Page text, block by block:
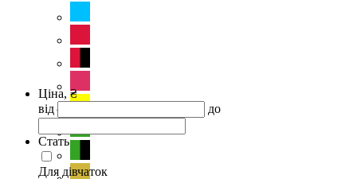
Ціна, ₴
від
до
Стать
Для дівчаток